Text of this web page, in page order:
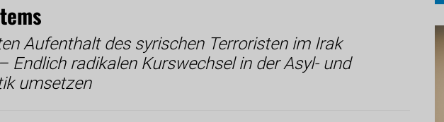
Aufenthalt des syrischen Terroristen im Irak
Endlich radikalen Kurswechsel in der Asyl- und
umsetzen